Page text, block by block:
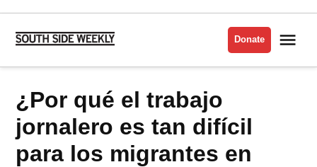
Skip
content
Side
Donate
POSTED
IN
EN
ESPAÑOL
¿Por qué el trabajo
jornalero es tan difícil
para los migrantes en